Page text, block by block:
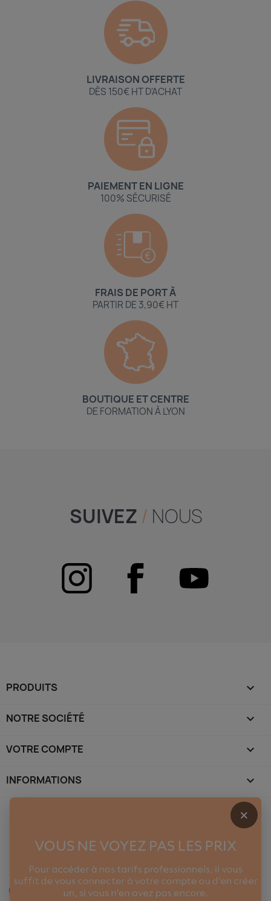
LIVRAISON OFFERTE
DÈS 150€ HT D'ACHAT
PAIEMENT EN LIGNE
100% SÉCURISÉ
FRAIS DE PORT À
PARTIR DE 3,90€ HT
BOUTIQUE ET CENTRE
DE FORMATION À LYON
SUIVEZ / NOUS
PRODUITS 
NOTRE SOCIÉTÉ 
VOTRE COMPTE 
INFORMATIONS keyboard_arrow_down
×